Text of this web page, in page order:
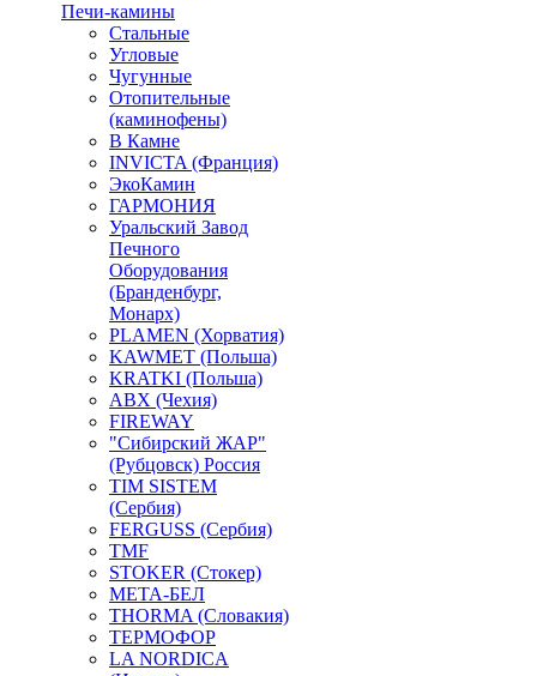
Печи-камины
Стальные
Угловые
Чугунные
Отопительные
(каминофены)
В Камне
INVICTA (Франция)
ЭкоКамин
ГАРМОНИЯ
Уральский Завод
Печного
Оборудования
(Бранденбург,
Монарх)
PLAMEN (Хорватия)
KAWMET (Польша)
KRATKI (Польша)
ABX (Чехия)
FIREWAY
"Сибирский ЖАР"
(Рубцовск) Россия
TIM SISTEM
(Сербия)
FERGUSS (Сербия)
TMF
STOKER (Стокер)
МЕТА-БЕЛ
THORMA (Словакия)
ТЕРМОФОР
LA NORDICA